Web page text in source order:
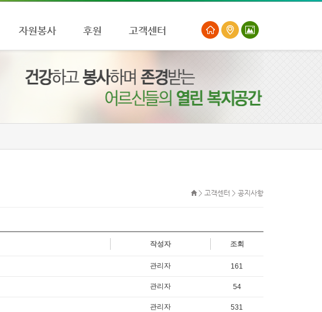
자원봉사 후원 고객센터
> 고객센터 > 공지사항
작성자 조회
관리자 161
관리자 54
관리자 531